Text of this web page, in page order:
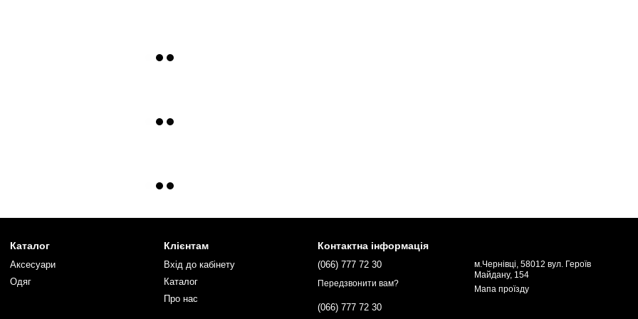
Каталог
Аксесуари
Одяг
Клієнтам
Вхід до кабінету
Каталог
Про нас
Контактна інформація
(066) 777 72 30
Передзвонити вам?
(066) 777 72 30
м.Чернівці, 58012 вул. Героїв
Майдану, 154
Мапа проїзду